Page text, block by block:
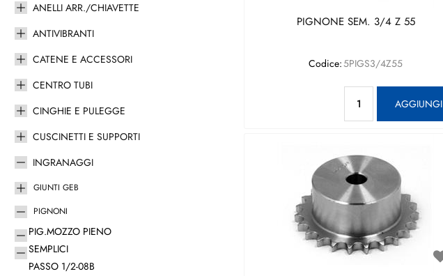
ANELLI ARR./CHIAVETTE
ANTIVIBRANTI
CATENE E ACCESSORI
CENTRO TUBI
CINGHIE E PULEGGE
CUSCINETTI E SUPPORTI
INGRANAGGI
GIUNTI GEB
PIGNONI
PIG.MOZZO PIENO
SEMPLICI
PASSO 1/2-08B
PIGNONE SEM. 3/4 Z 55
Codice:5PIGS3/4Z55
AGGIUNGI